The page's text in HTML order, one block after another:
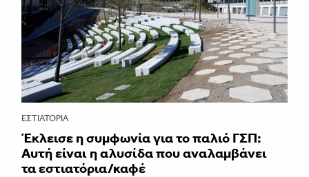
ΕΣΤΙΑΤΌΡΙΑ
Έκλεισε η συμφωνία για το παλιό ΓΣΠ:
Αυτή είναι η αλυσίδα που αναλαμβάνει
τα εστιατόρια/καφέ